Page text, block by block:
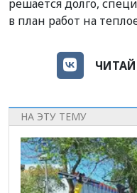
решается долго,
в план работ на
НА ЭТУ ТЕМУ